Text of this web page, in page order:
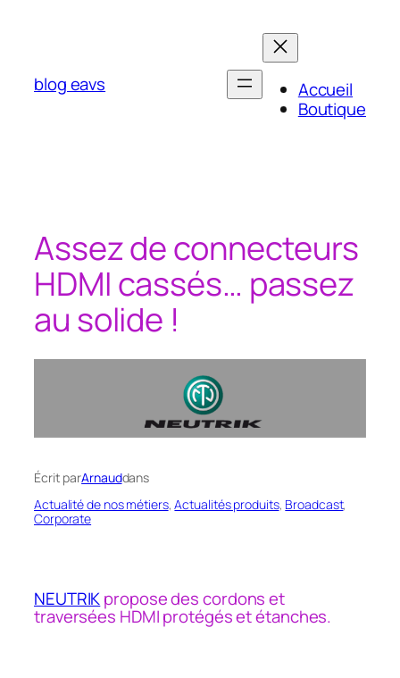
blog eavs
Accueil
Boutique
Assez de connecteurs
HDMI cassés… passez
au solide !
Écrit parArnauddans
Actualité de nos métiers, Actualités produits, Broadcast
Corporate
NEUTRIKpropose des cordons et
traversées HDMI protégés et étanches.